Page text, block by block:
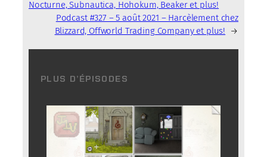
Nocturne, Subnautica, Hohokum, Beaker et plus!
Podcast #327 – 5 août 2021 – Harcèlement chez
Blizzard, Offworld Trading Company et plus!
→
PLUS D’ÉPISODES